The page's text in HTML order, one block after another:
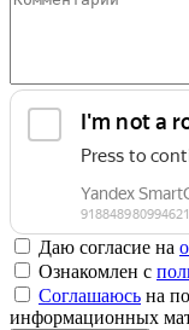
Даю согласие на
Ознакомлен с
Соглашаюсь на
информационных